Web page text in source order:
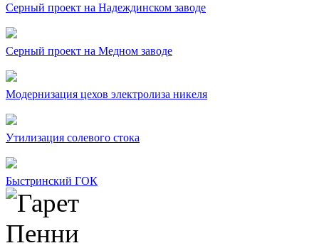
Серный проект на Надеждинском заводе
Серный проект на Медном заводе
Модернизация цехов электролиза никеля
Утилизация солевого стока
Быстринский ГОК